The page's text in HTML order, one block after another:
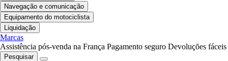
Navegação e comunicação
Equipamento do motociclista
Liquidação
Marcas
Assistência pós-venda na França Pagamento seguro Devoluções fáceis
Pesquisar